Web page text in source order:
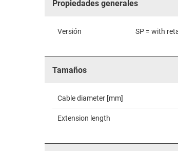
Propiedades generales
Versión SP = with
Tamaños
Cable diameter [mm]
Extension length